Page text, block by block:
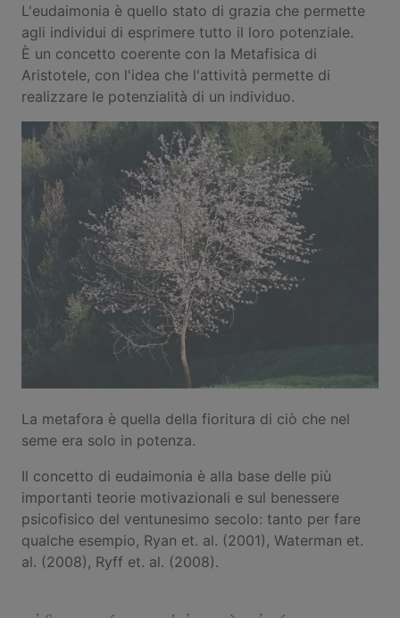
L'eudaimonia è quello stato di grazia che permette
agli individui di esprimere tutto il loro potenziale.
È un concetto coerente con la Metafisica di
Aristotele, con l'idea che l'attività permette di
realizzare le potenzialità di un individuo.
La metafora è quella della fioritura di ciò che nel
seme era solo in potenza.
Il concetto di eudaimonia è alla base delle più
importanti teorie motivazionali e sul benessere
psicofisico del ventunesimo secolo: tanto per fare
qualche esempio, Ryan et. al. (2001), Waterman et.
al. (2008), Ryff et. al. (2008).